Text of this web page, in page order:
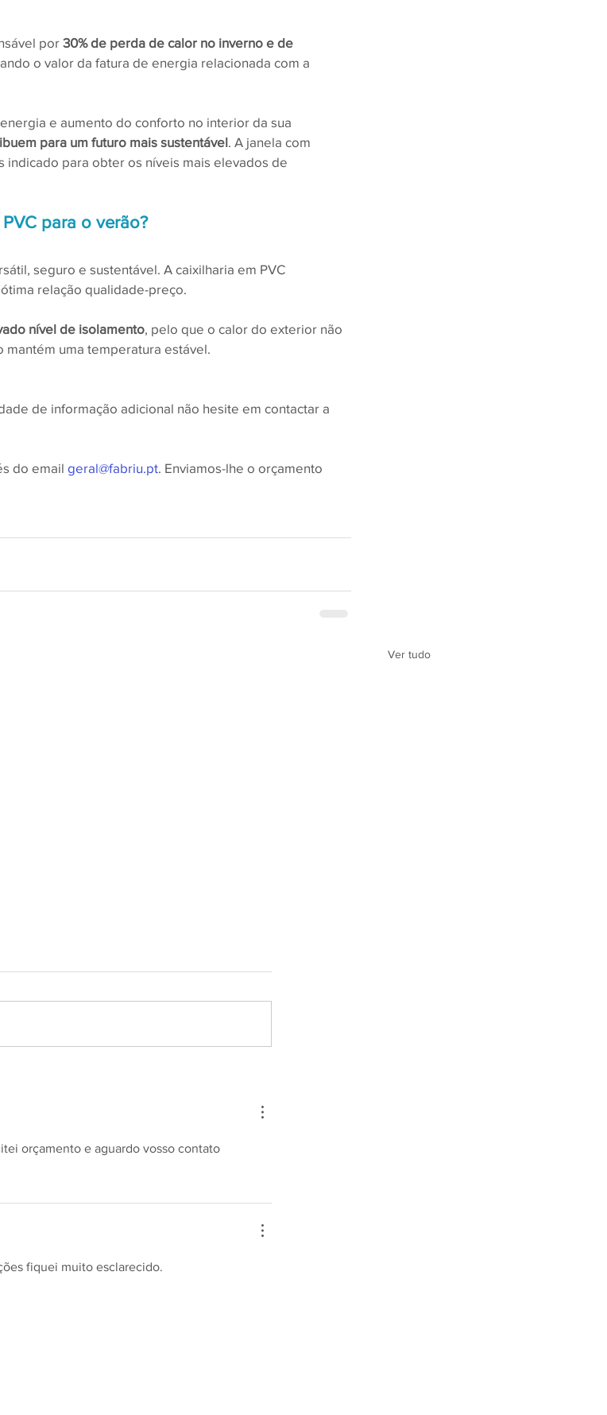
por 30% de perda de calor no inverno e de
o valor da fatura de energia relacionada com a
para um futuro mais sustentável. A janela com
para obter os níveis mais elevados de
para o verão?
seguro e sustentável. A caixilharia em PVC
relação qualidade-preço.
nível de isolamento, pelo que o calor do exterior não
uma temperatura estável.
de informação adicional não hesite em contactar a
do email geral@fabriu.pt. Enviamos-lhe o orçamento
Ver tudo
orçamento e aguardo vosso contato
fiquei muito esclarecido.